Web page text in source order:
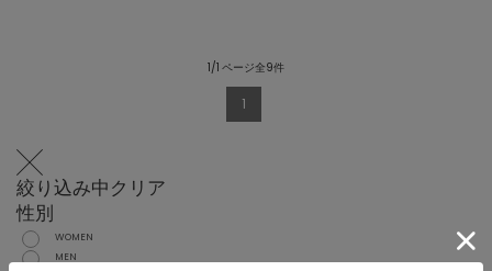
1/1 ページ全9件
1
絞り込み中クリア
性別
WOMEN
MEN